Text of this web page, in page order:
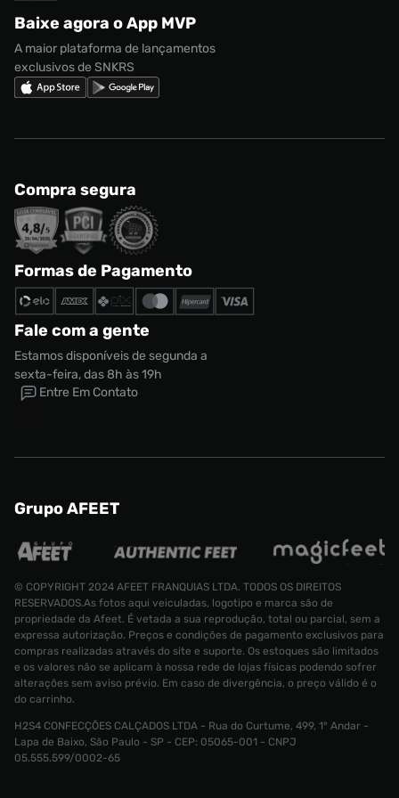
Nike Shox
Regulamento CRM/ CASHBACK
Regulamento Cupom
Baixe agora o App MVP
A maior plataforma de lançamentos
exclusivos de SNKRS
Compra segura
Formas de Pagamento
Fale com a gente
Estamos disponíveis de segunda a
sexta-feira, das 8h às 19h
Entre Em Contato
Grupo AFEET
© COPYRIGHT 2024 AFEET FRANQUIAS LTDA. TODOS OS DIREITOS
RESERVADOS.As fotos aqui veiculadas, logotipo e marca são de
propriedade da Afeet. É vetada a sua reprodução, total ou parcial, sem a
expressa autorização. Preços e condições de pagamento exclusivos para
compras realizadas através do site e suporte. Os estoques são limitados
e os valores não se aplicam à nossa rede de lojas físicas podendo sofrer
alterações sem aviso prévio. Em caso de divergência, o preço válido é o
do carrinho.
H2S4 CONFECÇÕES CALÇADOS LTDA - Rua do Curtume, 499, 1° Andar -
Lapa de Baixo, São Paulo - SP - CEP: 05065-001 - CNPJ
05.555.599/0002-65